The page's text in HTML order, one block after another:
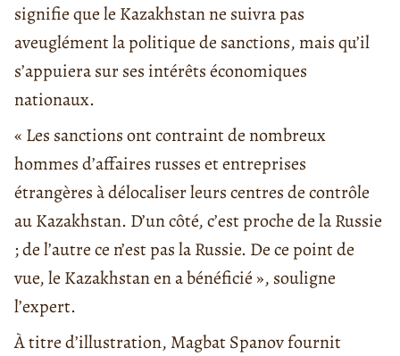
signifie que le Kazakhstan ne suivra pas
aveuglément la politique de sanctions, mais qu’il
s’appuiera sur ses intérêts économiques
nationaux.
« Les sanctions ont contraint de nombreux
hommes d’affaires russes et entreprises
étrangères à délocaliser leurs centres de contrôle
au Kazakhstan. D’un côté, c’est proche de la Russie
; de l’autre ce n’est pas la Russie. De ce point de
vue, le Kazakhstan en a bénéficié », souligne
l’expert.
À titre d’illustration, Magbat Spanov fournit